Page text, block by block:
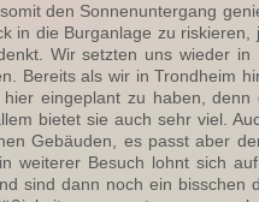
den Sonnenuntergang
in die Burganlage zu
Wir setzten uns wieder in
Bereits als wir in Trondheim
eingeplant zu haben,
bietet sie auch sehr viel.
Gebäuden, es passt aber
weiterer Besuch lohnt sich
sind dann noch ein bisschen